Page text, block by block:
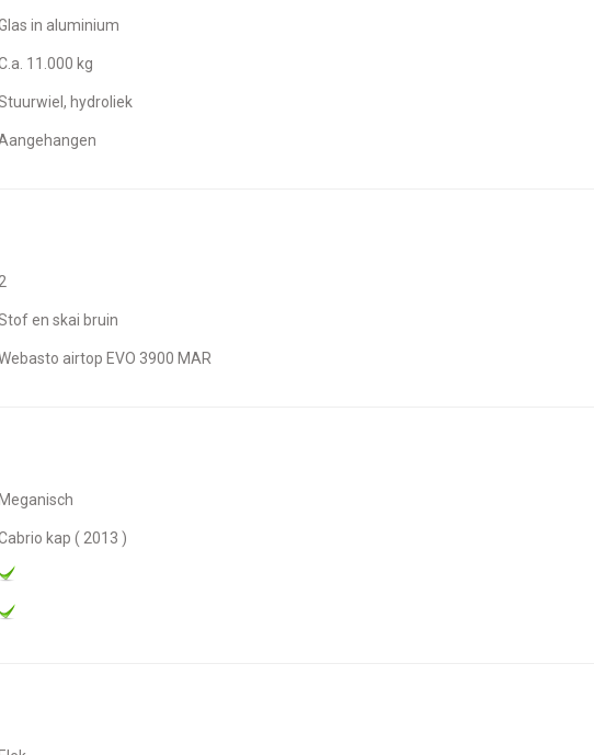
Glas in aluminium
C.a. 11.000 kg
Stuurwiel, hydroliek
Aangehangen
Stof en skai bruin
Webasto airtop EVO 3900 MAR
Meganisch
Cabrio kap ( 2013 )